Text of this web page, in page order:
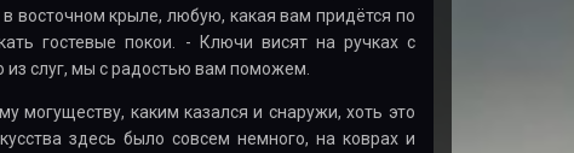
восточном крыле, любую, какая вам придётся по
гостевые покои. - Ключи висят на ручках с
из слуг, мы с радостью вам поможем.
могуществу, каким казался и снаружи, хоть это
здесь было совсем немного, на коврах и